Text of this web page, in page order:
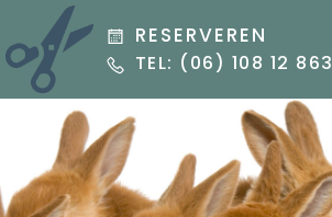
naar
de
RESERVEREN
TEL: (06) 108 12 863